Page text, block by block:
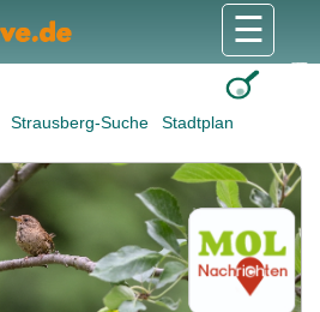
Strausberg-Suche Stadtplan
☰